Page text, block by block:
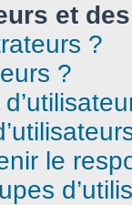
et
?
?
le